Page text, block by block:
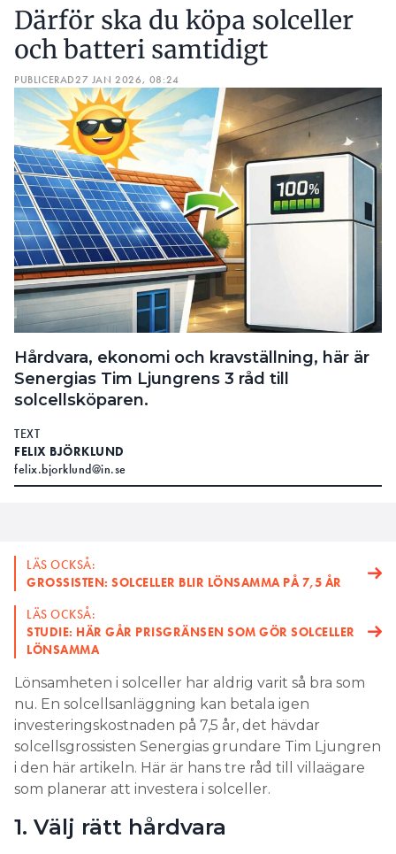
Därför ska du köpa solceller
och batteri samtidigt
PUBLICERAD27 JAN 2026, 08:24
Hårdvara, ekonomi och kravställning, här är
Senergias Tim Ljungrens 3 råd till
solcellsköparen.
TEXT
FELIX BJÖRKLUND
felix.bjorklund@in.se
LÄS OCKSÅ:
GROSSISTEN: SOLCELLER BLIR LÖNSAMMA PÅ 7,5 ÅR
LÄS OCKSÅ:
STUDIE: HÄR GÅR PRISGRÄNSEN SOM GÖR SOLCELLER
LÖNSAMMA
Lönsamheten i solceller har aldrig varit så bra som
nu. En solcellsanläggning kan betala igen
investeringskostnaden på 7,5 år, det hävdar
solcellsgrossisten Senergias grundare Tim Ljungren
i den här artikeln. Här är hans tre råd till villaägare
som planerar att investera i solceller.
1. Välj rätt hårdvara